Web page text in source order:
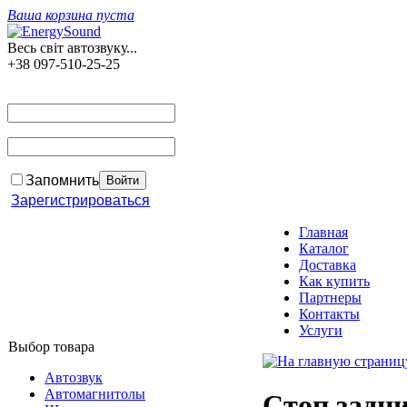
Ваша корзина пуста
Весь світ автозвуку...
+38 097-510-25-25
Запомнить
Зарегистрироваться
Выбор товара
Автозвук
Автомагнитолы
Главная
Каталог
Доставка
Как купить
Партнеры
Контакты
Услуги